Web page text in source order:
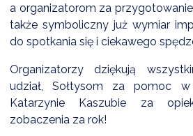
a organizatorom za
także symboliczny już wymiar
do spotkania się i ciekawego
Organizatorzy dziękują
udział, Sołtysom za pomoc
Katarzynie Kaszubie za
zobaczenia za rok!